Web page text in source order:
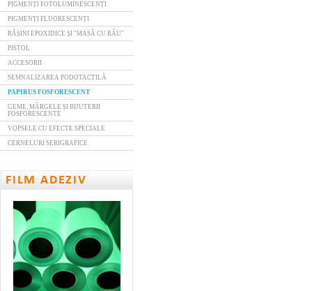
PIGMENȚI FOTOLUMINESCENȚI
PIGMENȚI FLUORESCENȚI
RĂȘINI EPOXIDICE ȘI "MASĂ CU RÂU"
PISTOL
ACCESORII
SEMNALIZAREA PODOTACTILĂ
PAPIRUS FOSFORESCENT
GEME, MĂRGELE ȘI BIJUTERII
FOSFORESCENTE
VOPSELE CU EFECTE SPECIALE
CERNELURI SERIGRAFICE
FILM ADEZIV